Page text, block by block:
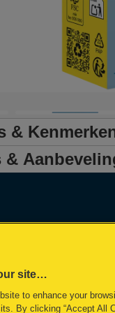
&
&
site…
to enhance your
By clicking “Accept All